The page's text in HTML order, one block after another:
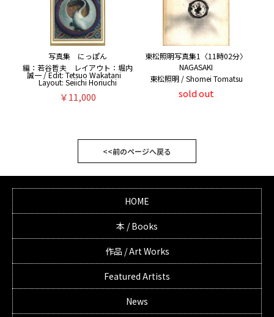
写真集 にっぽん
編：若谷哲夫 レイアウト：堀内
誠一 / Edit: Tetsuo Wakatani
Layout: Seiichi Horiuchi
￥11,000
東松照明写真集1〈11時02分〉
NAGASAKI
東松照明 / Shomei Tomatsu
sold out
<<前のページへ戻る
HOME
本 / Books
作品 / Art Works
Featured Artists
News